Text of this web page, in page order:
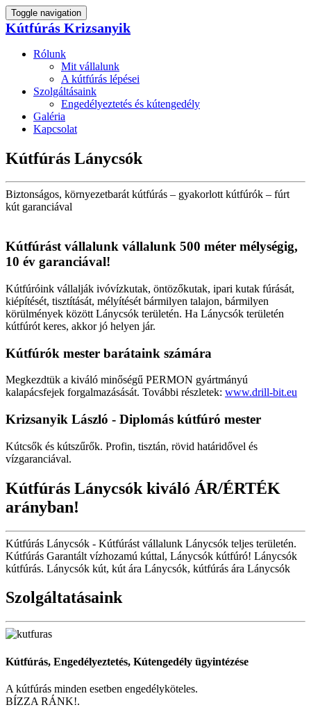
Toggle navigation
Kútfúrás Krizsanyik
Rólunk
Mit vállalunk
A kútfúrás lépései
Szolgáltásaink
Engedélyeztetés és kútengedély
Galéria
Kapcsolat
Kútfúrás Lánycsók
Biztonságos, környezetbarát kútfúrás – gyakorlott kútfúrók – fúrt
kút garanciával
Kútfúrást vállalunk vállalunk 500 méter mélységig,
10 év garanciával!
Kútfúróink vállalják ivóvízkutak, öntözőkutak, ipari kutak fúrását,
kiépítését, tisztítását, mélyítését bármilyen talajon, bármilyen
körülmények között Lánycsók területén. Ha Lánycsók területén
kútfúrót keres, akkor jó helyen jár.
Kútfúrók mester barátaink számára
Megkezdtük a kiváló minőségű PERMON gyártmányú
kalapácsfejek forgalmazásását. További részletek: www.drill-bit.eu
Krizsanyik László - Diplomás kútfúró mester
Kútcsők és kútszűrők. Profin, tisztán, rövid határidővel és
vízgaranciával.
Kútfúrás Lánycsók kiváló ÁR/ÉRTÉK
arányban!
Kútfúrás Lánycsók - Kútfúrást vállalunk Lánycsók teljes területén.
Kútfúrás Garantált vízhozamú kúttal, Lánycsók kútfúró! Lánycsók
kútfúrás. Lánycsók kút, kút ára Lánycsók, kútfúrás ára Lánycsók
Szolgáltatásaink
Kútfúrás, Engedélyeztetés, Kútengedély ügyintézése
A kútfúrás minden esetben engedélyköteles.
BÍZZA RÁNK!.